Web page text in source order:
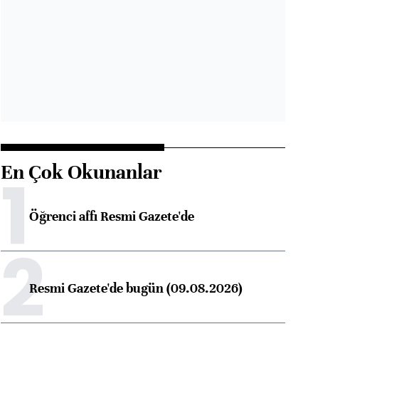
En Çok Okunanlar
1Öğrenci affı Resmi Gazete'de
2Resmi Gazete'de bugün (09.08.2026)